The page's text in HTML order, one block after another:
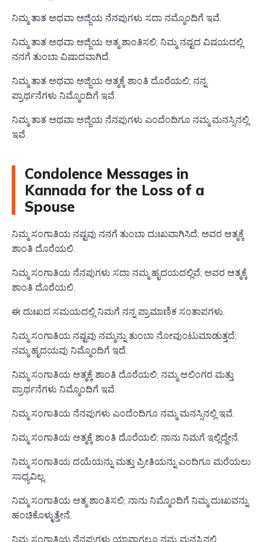
ನಿಮ್ಮ ತಾತ ಅಥವಾ ಅಜ್ಜಿಯ ನೆನಪುಗಳು ಸದಾ ನಮ್ಮೊಂದಿಗೆ ಇವೆ.
ನಿಮ್ಮ ತಾತ ಅಥವಾ ಅಜ್ಜಿಯ ಆತ್ಮ ಶಾಂತಿಸಲಿ; ನಿಮ್ಮ ನಷ್ಟದ ವಿಷಯದಲ್ಲಿ
ನನಗೆ ತುಂಬಾ ವಿಷಾದವಾಗಿದೆ.
ನಿಮ್ಮ ತಾತ ಅಥವಾ ಅಜ್ಜಿಯ ಆತ್ಮಕ್ಕೆ ಶಾಂತಿ ದೊರೆಯಲಿ; ನನ್ನ
ಪ್ರಾರ್ಥನೆಗಳು ನಿಮ್ಮೊಂದಿಗೆ ಇವೆ.
ನಿಮ್ಮ ತಾತ ಅಥವಾ ಅಜ್ಜಿಯ ನೆನಪುಗಳು ಎಂದೆಂದಿಗೂ ನಮ್ಮ ಮನಸ್ಸಿನಲ್ಲಿ
ಇವೆ.
Condolence Messages in
Kannada for the Loss of a
Spouse
ನಿಮ್ಮ ಸಂಗಾತಿಯ ನಷ್ಟವು ನನಗೆ ತುಂಬಾ ದುಃಖವಾಗಿಸಿದೆ; ಅವರ ಆತ್ಮಕ್ಕೆ
ಶಾಂತಿ ದೊರೆಯಲಿ.
ನಿಮ್ಮ ಸಂಗಾತಿಯ ನೆನಪುಗಳು ಸದಾ ನಮ್ಮ ಹೃದಯದಲ್ಲಿವೆ; ಅವರ ಆತ್ಮಕ್ಕೆ
ಶಾಂತಿ ದೊರೆಯಲಿ.
ಈ ದುಃಖದ ಸಮಯದಲ್ಲಿ ನಿಮಗೆ ನನ್ನ ಪ್ರಾಮಾಣಿಕ ಸಂತಾಪಗಳು.
ನಿಮ್ಮ ಸಂಗಾತಿಯ ನಷ್ಟವು ನಮ್ಮನ್ನು ತುಂಬಾ ನೋವುಂಟುಮಾಡುತ್ತದೆ;
ನಮ್ಮ ಹೃದಯವು ನಿಮ್ಮೊಂದಿಗೆ ಇದೆ.
ನಿಮ್ಮ ಸಂಗಾತಿಯ ಆತ್ಮಕ್ಕೆ ಶಾಂತಿ ದೊರೆಯಲಿ; ನಮ್ಮ ಆಲಿಂಗರ ಮತ್ತು
ಪ್ರಾರ್ಥನೆಗಳು ನಿಮ್ಮೊಂದಿಗೆ ಇವೆ.
ನಿಮ್ಮ ಸಂಗಾತಿಯ ನೆನಪುಗಳು ಎಂದೆಂದಿಗೂ ನಮ್ಮ ಮನಸ್ಸಿನಲ್ಲಿ ಇವೆ.
ನಿಮ್ಮ ಸಂಗಾತಿಯ ಆತ್ಮಕ್ಕೆ ಶಾಂತಿ ದೊರೆಯಲಿ; ನಾನು ನಿಮಗೆ ಇಲ್ಲಿದ್ದೇನೆ.
ನಿಮ್ಮ ಸಂಗಾತಿಯ ದಯೆಯನ್ನು ಮತ್ತು ಪ್ರೀತಿಯನ್ನು ಎಂದಿಗೂ ಮರೆಯಲು
ಸಾಧ್ಯವಿಲ್ಲ.
ನಿಮ್ಮ ಸಂಗಾತಿಯ ಆತ್ಮ ಶಾಂತಿಸಲಿ; ನಾನು ನಿಮ್ಮೊಂದಿಗೆ ನಿಮ್ಮ ದುಃಖವನ್ನು
ಹಂಚಿಕೊಳ್ಳುತ್ತೇನೆ.
ನಿಮ್ಮ ಸಂಗಾತಿಯ ನೆನಪುಗಳು ಯಾವಾಗಲೂ ನಮ್ಮ ಮನಸ್ಸಿನಲ್ಲಿ